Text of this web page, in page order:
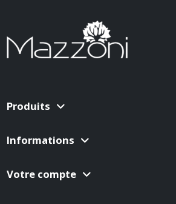
Produits
Informations
Votre compte